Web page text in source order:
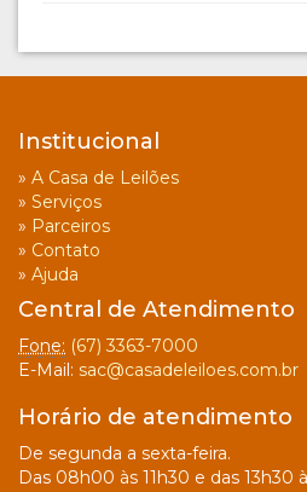
Institucional
» A Casa de Leilões
» Serviços
» Parceiros
» Contato
» Ajuda
Central de Atendimento
Fone: (67) 3363-7000
E-Mail: sac@casadeleiloes.com.br
Horário de atendimento
De segunda a sexta-feira.
Das 08h00 às 11h30 e das 13h30